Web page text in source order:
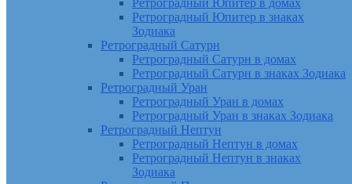
Ретроградный Юпитер в домах
Ретроградный Юпитер в знаках
Зодиака
Ретроградный Сатурн
Ретроградный Сатурн в домах
Ретроградный Сатурн в знаках Зодиака
Ретроградный Уран
Ретроградный Уран в домах
Ретроградный Уран в знаках Зодиака
Ретроградный Нептун
Ретроградный Нептун в домах
Ретроградный Нептун в знаках
Зодиака